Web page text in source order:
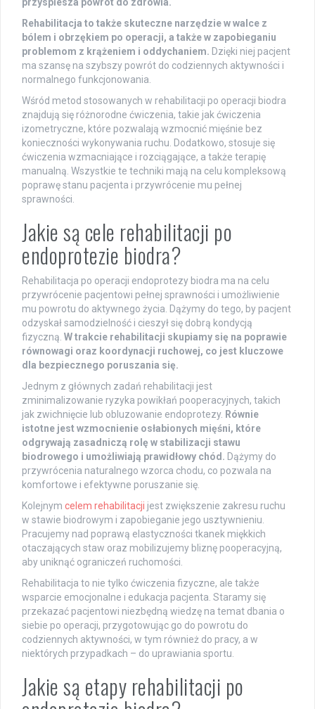
przyspiesza powrót do zdrowia.
Rehabilitacja to także skuteczne narzędzie w walce z
bólem i obrzękiem po operacji, a także w zapobieganiu
problemom z krążeniem i oddychaniem. Dzięki niej pacjent
ma szansę na szybszy powrót do codziennych aktywności i
normalnego funkcjonowania.
Wśród metod stosowanych w rehabilitacji po operacji biodra
znajdują się różnorodne ćwiczenia, takie jak ćwiczenia
izometryczne, które pozwalają wzmocnić mięśnie bez
konieczności wykonywania ruchu. Dodatkowo, stosuje się
ćwiczenia wzmacniające i rozciągające, a także terapię
manualną. Wszystkie te techniki mają na celu kompleksową
poprawę stanu pacjenta i przywrócenie mu pełnej
sprawności.
Jakie są cele rehabilitacji po
endoprotezie biodra?
Rehabilitacja po operacji endoprotezy biodra ma na celu
przywrócenie pacjentowi pełnej sprawności i umożliwienie
mu powrotu do aktywnego życia. Dążymy do tego, by pacjent
odzyskał samodzielność i cieszył się dobrą kondycją
fizyczną. W trakcie rehabilitacji skupiamy się na poprawie
równowagi oraz koordynacji ruchowej, co jest kluczowe
dla bezpiecznego poruszania się.
Jednym z głównych zadań rehabilitacji jest
zminimalizowanie ryzyka powikłań pooperacyjnych, takich
jak zwichnięcie lub obluzowanie endoprotezy. Równie
istotne jest wzmocnienie osłabionych mięśni, które
odgrywają zasadniczą rolę w stabilizacji stawu
biodrowego i umożliwiają prawidłowy chód. Dążymy do
przywrócenia naturalnego wzorca chodu, co pozwala na
komfortowe i efektywne poruszanie się.
Kolejnym celem rehabilitacji jest zwiększenie zakresu ruchu
w stawie biodrowym i zapobieganie jego usztywnieniu.
Pracujemy nad poprawą elastyczności tkanek miękkich
otaczających staw oraz mobilizujemy bliznę pooperacyjną,
aby uniknąć ograniczeń ruchomości.
Rehabilitacja to nie tylko ćwiczenia fizyczne, ale także
wsparcie emocjonalne i edukacja pacjenta. Staramy się
przekazać pacjentowi niezbędną wiedzę na temat dbania o
siebie po operacji, przygotowując go do powrotu do
codziennych aktywności, w tym również do pracy, a w
niektórych przypadkach – do uprawiania sportu.
Jakie są etapy rehabilitacji po